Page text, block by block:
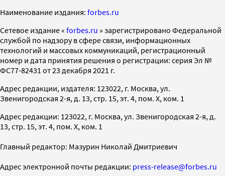
Наименование издания: forbes.ru
Cетевое издание « forbes.ru » зарегистрировано Федеральной
службой по надзору в сфере связи, информационных
технологий и массовых коммуникаций, регистрационный
номер и дата принятия решения о регистрации: серия Эл №
ФС77-82431 от 23 декабря 2021 г.
Адрес редакции, издателя: 123022, г. Москва, ул.
Звенигородская 2-я, д. 13, стр. 15, эт. 4, пом. X, ком. 1
Адрес редакции: 123022, г. Москва, ул. Звенигородская 2-я, д.
13, стр. 15, эт. 4, пом. X, ком. 1
Главный редактор: Мазурин Николай Дмитриевич
Адрес электронной почты редакции: press-release@forbes.ru